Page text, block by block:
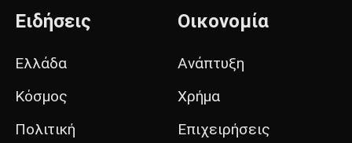
Ειδήσεις
Ελλάδα
Κόσμος
Πολιτική
Οικονομία
Ανάπτυξη
Χρήμα
Επιχειρήσεις